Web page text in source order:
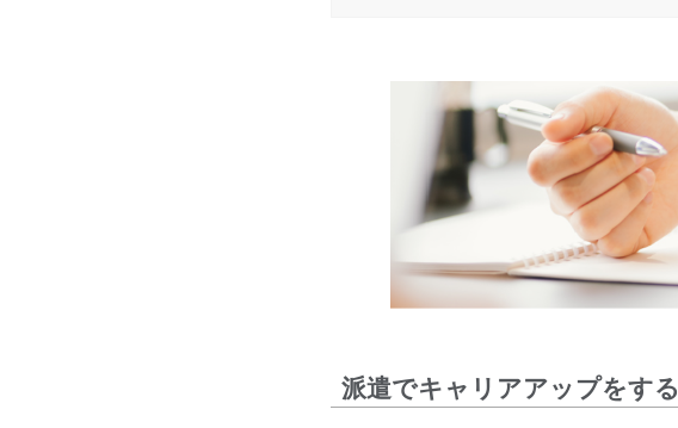
派遣でキャリアアップをする